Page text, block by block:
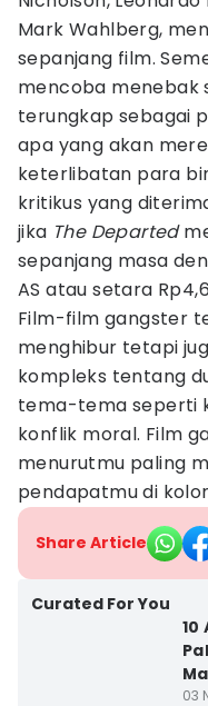
Mark Wahlberg,
sepanjang film.
mencoba menebak
terungkap sebagai
apa yang akan
keterlibatan para
kritikus yang
jika The Departed
sepanjang masa
AS atau setara
Film-film gangster
menghibur tetapi
kompleks tentang
tema-tema seperti
konflik moral. Film
menurutmu paling
pendapatmu di
Share Article
Curated For You
10
03